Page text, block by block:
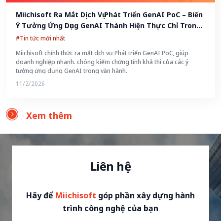
Miichisoft Ra Mắt Dịch Vụ Phát Triển GenAI PoC – Biến
Ý Tưởng Ứng Dụng GenAI Thành Hiện Thực Chỉ Trong
2-4 Tuần
#Tin tức mới nhất
Miichisoft chính thức ra mắt dịch vụ Phát triển GenAI PoC, giúp
doanh nghiệp nhanh. chóng kiểm chứng tính khả thi của các ý
tưởng ứng dụng GenAI trong vận hành.
11/2/2026
Xem thêm
Liên hệ
Hãy để Miichisoft góp phần xây dựng hành
trình công nghệ của bạn